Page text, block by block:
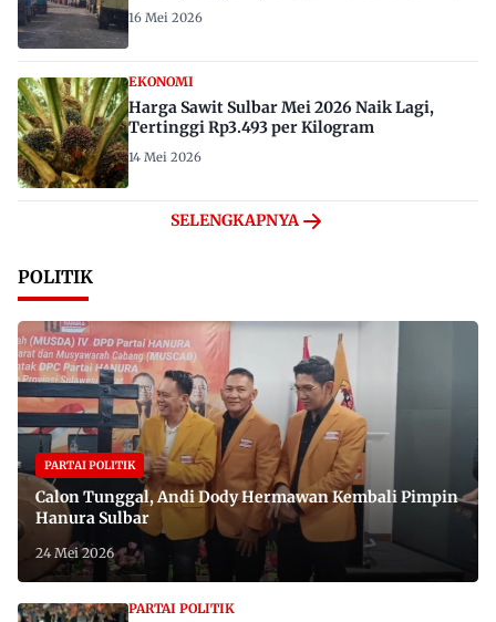
16 Mei 2026
EKONOMI
Harga Sawit Sulbar Mei 2026 Naik Lagi,
Tertinggi Rp3.493 per Kilogram
14 Mei 2026
SELENGKAPNYA
POLITIK
PARTAI POLITIK
Calon Tunggal, Andi Dody Hermawan Kembali Pimpin
Hanura Sulbar
24 Mei 2026
PARTAI POLITIK